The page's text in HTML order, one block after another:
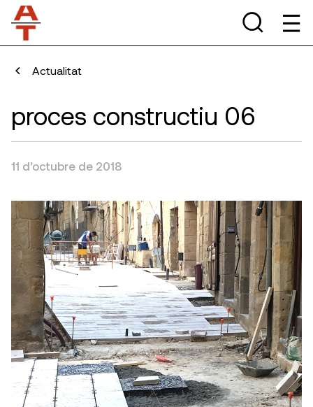
Actualitat
proces constructiu 06
11 d’octubre de 2018